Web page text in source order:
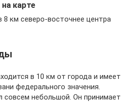
карте
8 км северо-восточнее центра
в 10 км от города и имеет
федерального значения.
совсем небольшой. Он принимает